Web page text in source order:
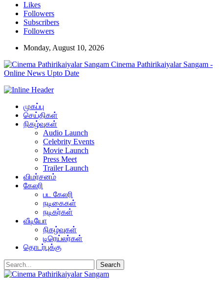
Likes
Followers
Subscribers
Followers
Monday, August 10, 2026
Cinema Pathirikaiyalar Sangam -
Online News Upto Date
முகப்பு
செய்திகள்
நிகழ்வுகள்
Audio Launch
Celebrity Events
Movie Launch
Press Meet
Trailer Launch
விமர்சனம்
கேலரி
பட கேலரி
நடிகைகள்
நடிகர்கள்
வீடியோ
நிகழ்வுகள்
டிரெய்லர்கள்
தொடர்புக்கு